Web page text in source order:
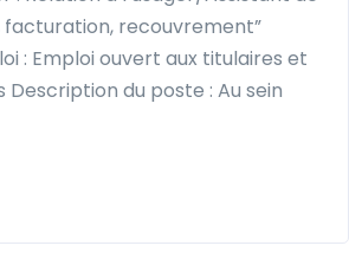
facturation, recouvrement”
: Emploi ouvert aux titulaires et
du poste : Au sein